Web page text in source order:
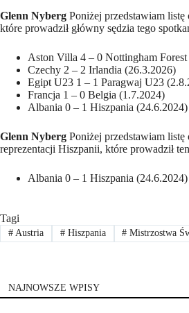
Glenn Nyberg Poniżej przedstawiam listę
które prowadził główny sędzia tego
Aston Villa 4 – 0 Nottingham
Czechy 2 – 2 Irlandia (26.3.2026)
Egipt U23 1 – 1 Paragwaj U23
Francja 1 – 0 Belgia (1.7.2024)
Albania 0 – 1 Hiszpania (24.6.2024)
Glenn Nyberg Poniżej przedstawiam listę
reprezentacji Hiszpanii, które prowadził
Albania 0 – 1 Hiszpania (24.6.2024)
Tagi
#Austria #Hiszpania # Mistrzostwa
NAJNOWSZE WPISY